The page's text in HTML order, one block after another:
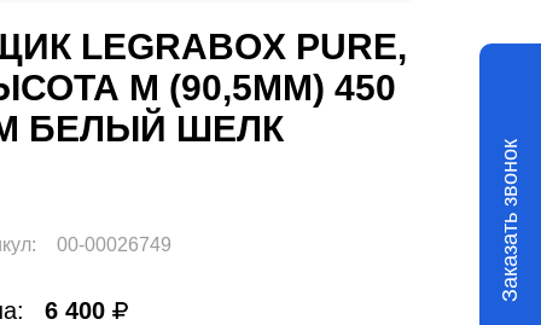
LEGRABOX PURE,
М (90,5ММ) 450
БЕЛЫЙ ШЕЛК
00-00026749
6 400
Заказать звонок